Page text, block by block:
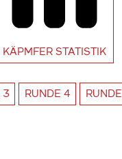
KÄPMFER STATISTIK
3 RUNDE 4 RUNDE